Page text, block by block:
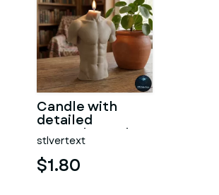
Candle with
detailed
muscular male
torso
stlvertext
$1.80